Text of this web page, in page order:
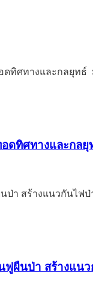
ดทิศทางและก
ผืนป่า สร้างแ